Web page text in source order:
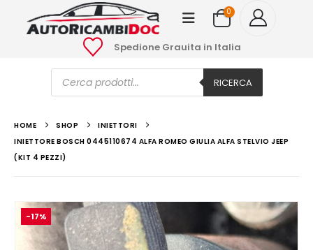
0
Spedione Grauita in Italia
Ricerca
prodotti RICERCA
HOME SHOP
INIETTORI
INIETTORE BOSCH 0445110674 ALFA ROMEO GIULIA ALFA STELVIO JEEP
(KIT 4 PEZZI)
-17%